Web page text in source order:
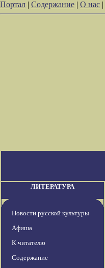
Портал | Содержание | О нас |
ЛИТЕРАТУРА
Новости русской культуры
Афиша
К читателю
Содержание